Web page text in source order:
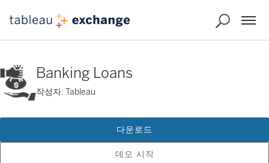
Banking Loans
작성자: Tableau
데모 시작
다운로드